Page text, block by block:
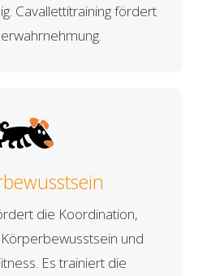
Cavallettitraining fördert
die Koordination,
und
Es trainiert die